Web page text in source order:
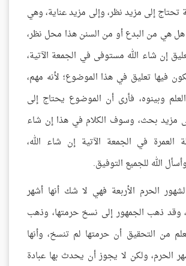
تحتاج إلى مزيد نظر، وإلى مزيد عناية، وهي
هي من البدع أو من السنن هذا محل نظر،
إن شاء الله مستوفى في الجمعة الآتية،
فيها تعليق في هذا الموضوع؛ لأنه مهم،
وبينوه، فأرى أن الموضوع يحتاج إلى
مزيد بحث، وسوف الكلام في هذا إن شاء
العمرة في الجمعة الآتية إن شاء الله،
الله للجميع التوفيق.
الحرم الأربعة فهي لا شك أنها أشهر
وقد ذهب الجمهور إلى نسخ حرمتها، وذهب
من التحقيق أن حرمتها لم تنسخ، وأنها
الحرم، ولكن لا يجوز أن يحدث بها عبادة